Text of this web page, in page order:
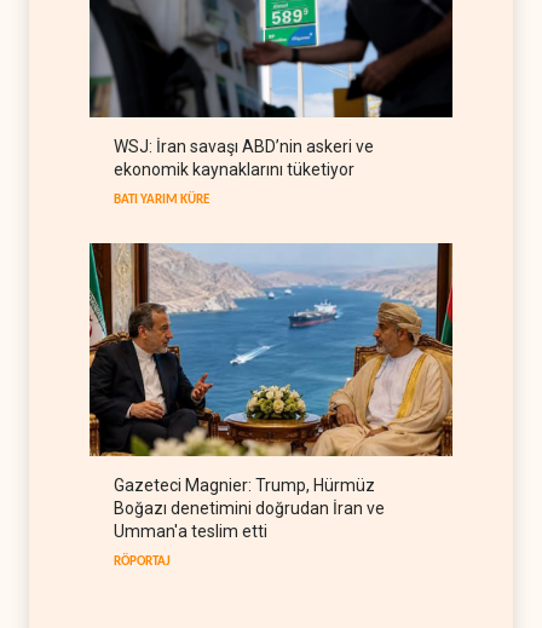
İsrail güçleri Lübnan
ordusunu hedef aldı
LÜBNAN 07 Ağustos 2026
Foreign Affairs: ABD
Ortadoğu'dan elini çekmeli
WSJ: İran savaşı ABD’nin askeri ve
ekonomik kaynaklarını tüketiyor
BATI YARIM KÜRE
Gazeteci Magnier: Trump, Hürmüz
Boğazı denetimini doğrudan İran ve
Umman'a teslim etti
RÖPORTAJ